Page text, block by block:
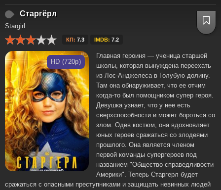
Старгёрл
Stargirl
КП: 7.3 IMDB: 7.2
HD (720p)
Главная героиня — ученица старшей
школы, которая вынуждена переехать
из Лос-Анджелеса в Голубую долину.
Там она обнаруживает, что ее отчим
когда-то был помощником супер героя.
Девушка узнает, что у нее есть
сверхспособности и может бороться со
злом. Одев костюм, она вдохновляет
юных героев сражаться со злодеями
прошлого. Она является членом
первой команды супергероев под
названием "Общество справедливости
Америки". Теперь Старгерл будет
сражаться с опасными преступниками и защищать невинных людей